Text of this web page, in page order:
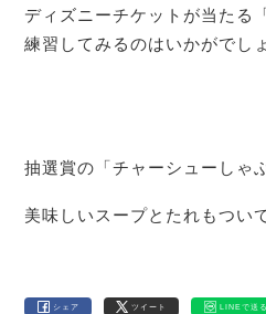
ディズニーチケットが当たる
練習してみるのはいかがでし
抽選賞の「チャーシューしゃ
美味しいスープとたれもつ
シェア ツイート LINEで送る